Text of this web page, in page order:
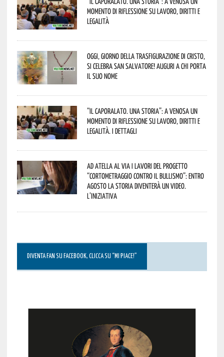
momento di riflessione su lavoro, diritti e
legalità
Oggi, giorno della Trasfigurazione di Cristo,
si celebra San Salvatore! Auguri a chi porta
il suo nome
“Il caporalato. Una storia”: a Venosa un
momento di riflessione su lavoro, diritti e
legalità. I dettagli
Ad Atella al via i lavori del progetto
“Cortometraggio contro il bullismo”: entro
agosto la storia diventerà un video.
L’iniziativa
DIVENTA FAN SU FACEBOOK, CLICCA SU “MI PIACE!”